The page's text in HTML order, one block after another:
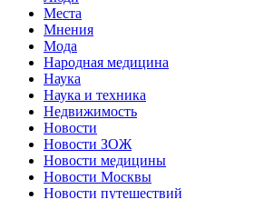
Места
Мнения
Мода
Народная медицина
Наука
Наука и техника
Недвижимость
Новости
Новости ЗОЖ
Новости медицины
Новости Москвы
Новости путешествий